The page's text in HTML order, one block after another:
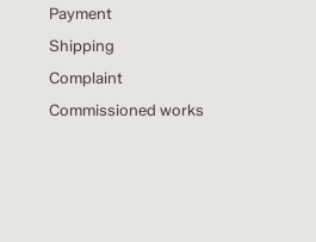
Payment
Shipping
Complaint
Commissioned works